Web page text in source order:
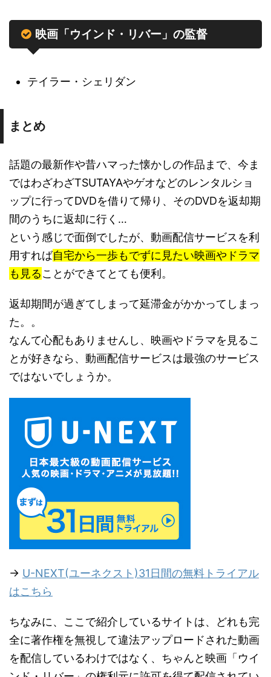
映画「ウインド・リバー」の監督
テイラー・シェリダン
まとめ
話題の最新作や昔ハマった懐かしの作品まで、今ま
ではわざわざTSUTAYAやゲオなどのレンタルショ
ップに行ってDVDを借りて帰り、そのDVDを返却期
間のうちに返却に行く…
という感じで面倒でしたが、動画配信サービスを利
用すれば自宅から一歩もでずに見たい映画やドラマ
も見ることができてとても便利。
返却期間が過ぎてしまって延滞金がかかってしまっ
た。。
なんて心配もありませんし、映画やドラマを見るこ
とが好きなら、動画配信サービスは最強のサービス
ではないでしょうか。
→ U-NEXT(ユーネクスト)31日間の無料トライアル
はこちら
ちなみに、ここで紹介しているサイトは、どれも完
全に著作権を無視して違法アップロードされた動画
を配信しているわけではなく、ちゃんと映画「ウイ